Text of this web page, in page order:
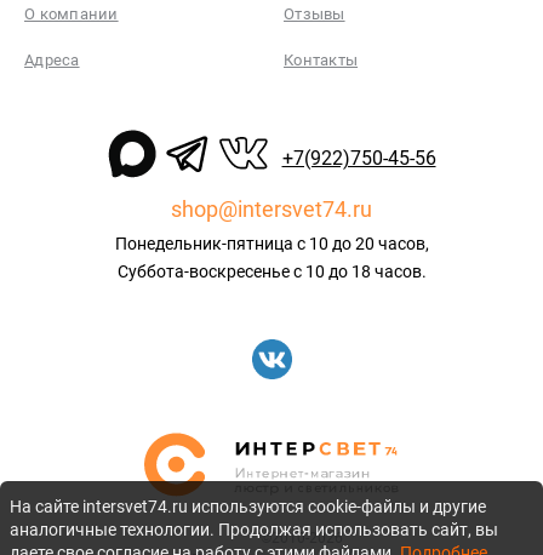
О компании Отзывы
Адреса Контакты
+7(922)750-45-56
shop@intersvet74.ru
Понедельник-пятница с 10 до 20 часов,
Суббота-воскресенье с 10 до 18 часов.
©2010-2026
На сайте intersvet74.ru используются cookie-файлы и другие
аналогичные технологии. Продолжая использовать сайт, вы